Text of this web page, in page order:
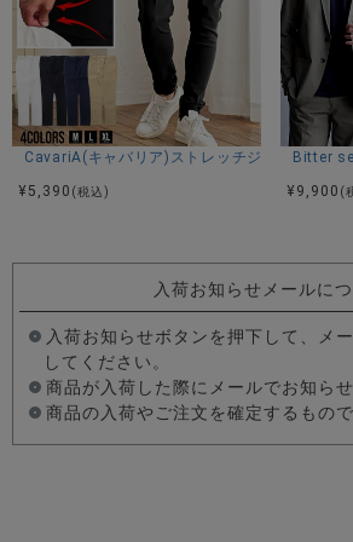
CavariA(キャバリア)ストレッチジョッパーパ
¥ 5,390 (税込)
Bitter
¥ 9,900 (
入荷お知らせメールに
入荷お知らせボタンを押下して、メ
してください。
商品が入荷した際にメールでお知らせ
商品の入荷やご注文を確定するもの